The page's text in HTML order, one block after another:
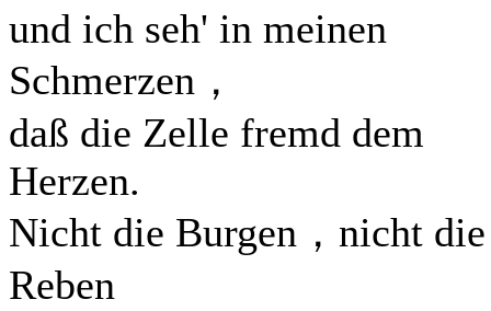
und ich seh' in meinen
Schmerzen，
daß die Zelle fremd dem
Herzen.
Nicht die Burgen，nicht die
Reben